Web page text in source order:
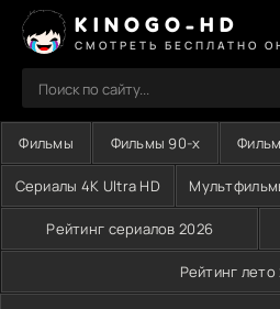
KINOGO-HD
СМОТРЕТЬ БЕСПЛАТНО
Фильмы Фильмы 90-х
Сериалы 4K Ultra HD
Рейтинг сериалов 2026
Рейтинг лето